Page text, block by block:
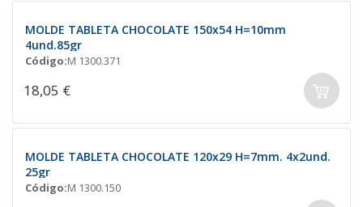
MOLDE TABLETA CHOCOLATE 150x54 H=10mm
4und.85gr
Código:M 1300.371
18,05 €
MOLDE TABLETA CHOCOLATE 120x29 H=7mm. 4x2und.
25gr
Código:M 1300.150